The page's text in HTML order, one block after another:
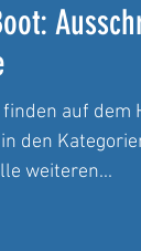
auf dem
den
weiteren...